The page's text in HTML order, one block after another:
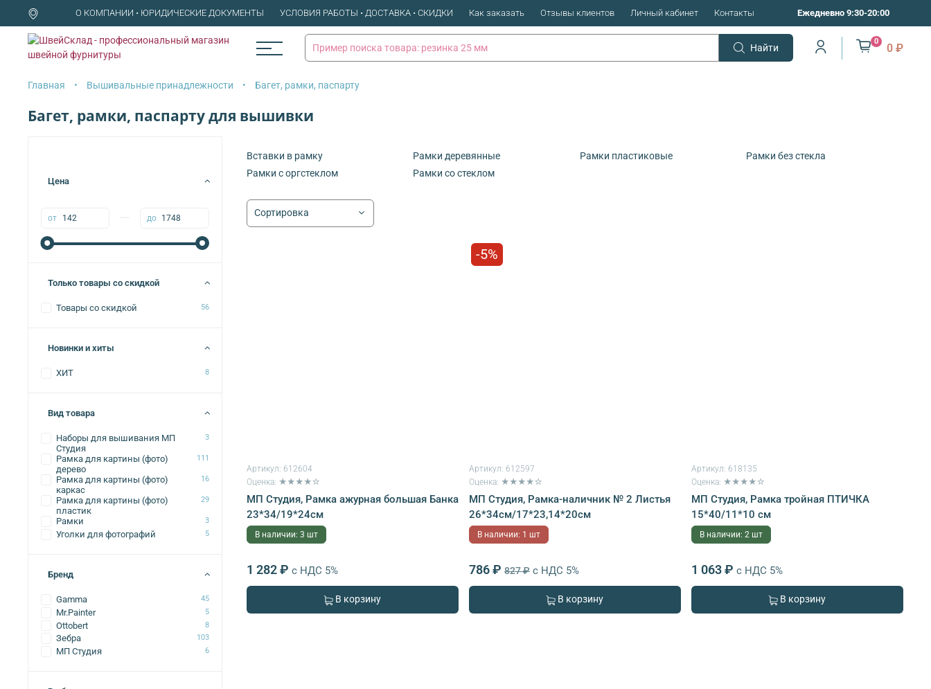
О КОМПАНИИ • ЮРИДИЧЕСКИЕ ДОКУМЕНТЫ УСЛОВИЯ РАБОТЫ • ДОСТАВКА • СКИДКИ Как заказать Отзывы клиентов Личный кабинет Контакты Ежедневно 9:30-20:00
Найти
0
0 ₽
Главная Вышивальные принадлежности Багет, рамки, паспарту
Багет, рамки, паспарту для вышивки
Вставки в рамку Рамки деревянные Рамки пластиковые
Рамки без стекла
Рамки с оргстеклом
Рамки со стеклом
Артикул: 612604
Оценка: ★★★★☆
МП Студия, Рамка ажурная большая Банка
23*34/19*24см
В наличии: 3 шт
1 282 ₽ с НДС 5%
В корзину
-5%
Артикул: 612597
Оценка: ★★★★☆
МП Студия, Рамка-наличник № 2 Листья
26*34см/17*23,14*20см
В наличии: 1 шт
786 ₽ 827 ₽ с НДС 5%
В корзину
Артикул: 618135
Оценка: ★★★★☆
МП Студия, Рамка тройная ПТИЧКА
15*40/11*10 см
В наличии: 2 шт
1 063 ₽ с НДС 5%
В корзину
Цена
от до
Только товары со скидкой
Товары со скидкой 56
Новинки и хиты
ХИТ 8
Вид товара
Наборы для вышивания МП
Студия
3
Рамка для картины (фото)
дерево
111
Рамка для картины (фото)
каркас
16
Рамка для картины (фото)
пластик
29
Рамки 3
Уголки для фотографий 5
Бренд
Gamma 45
Mr.Painter 5
Ottobert 8
Зебра 103
МП Студия 6